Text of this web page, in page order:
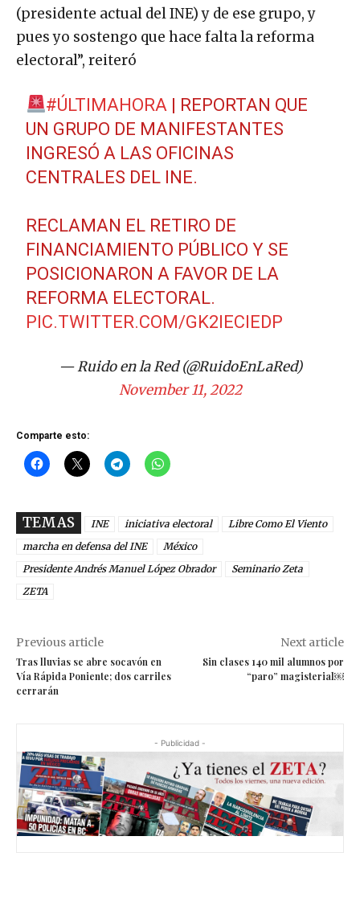
(presidente actual del INE) y de ese grupo, y
pues yo sostengo que hace falta la reforma
electoral”, reiteró
#ÚLTIMAHORA | REPORTAN QUE
UN GRUPO DE MANIFESTANTES
INGRESÓ A LAS OFICINAS
CENTRALES DEL INE.
RECLAMAN EL RETIRO DE
FINANCIAMIENTO PÚBLICO Y SE
POSICIONARON A FAVOR DE LA
REFORMA ELECTORAL.
PIC.TWITTER.COM/GK2IECIEDP
— Ruido en la Red (@RuidoEnLaRed)
November 11, 2022
Comparte esto:
TEMAS INE iniciativa electoral
Libre Como El Viento
marcha en defensa del INE
México
Presidente Andrés Manuel López Obrador
Seminario Zeta
ZETA
Previous article
Tras lluvias se abre socavón en
Vía Rápida Poniente; dos carriles
cerrarán
Next article
Sin clases 140 mil alumnos por
“paro” magisterial￼
- Publicidad -